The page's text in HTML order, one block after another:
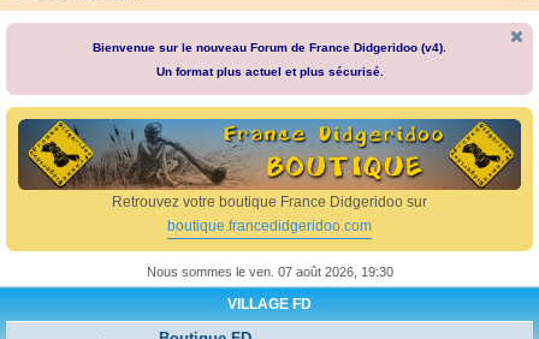
e
r
Bienvenue sur le nouveau Forum de France Didgeridoo (v4).
Un format plus actuel et plus sécurisé.
Retrouvez votre boutique France Didgeridoo sur
boutique.francedidgeridoo.com
Nous sommes le ven. 07 août 2026, 19:30
VILLAGE FD